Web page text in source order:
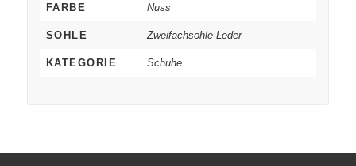
FARBE Nuss
SOHLE Zweifachsohle Leder
KATEGORIE Schuhe